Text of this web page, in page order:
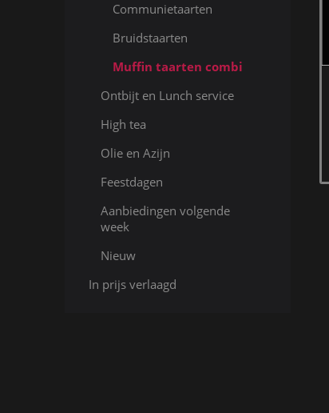
Communietaarten
Bruidstaarten
Muffin taarten combi
Ontbijt en Lunch service
High tea
Olie en Azijn
Feestdagen
Aanbiedingen volgende
week
Nieuw
In prijs verlaagd